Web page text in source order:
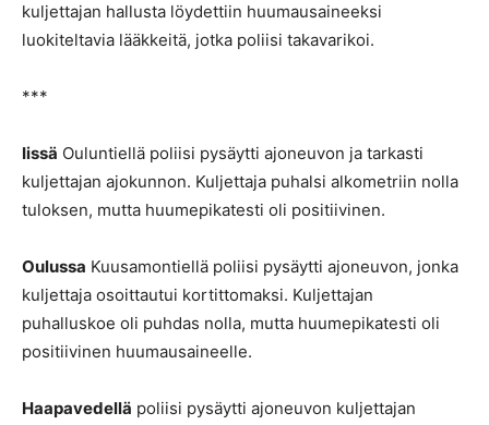
kuljettajan hallusta löydettiin huumausaineeksi
luokiteltavia lääkkeitä, jotka poliisi takavarikoi.
***
Iissä Ouluntiellä poliisi pysäytti ajoneuvon ja tarkasti
kuljettajan ajokunnon. Kuljettaja puhalsi alkometriin nolla
tuloksen, mutta huumepikatesti oli positiivinen.
Oulussa Kuusamontiellä poliisi pysäytti ajoneuvon, jonka
kuljettaja osoittautui kortittomaksi. Kuljettajan
puhalluskoe oli puhdas nolla, mutta huumepikatesti oli
positiivinen huumausaineelle.
Haapavedellä poliisi pysäytti ajoneuvon kuljettajan